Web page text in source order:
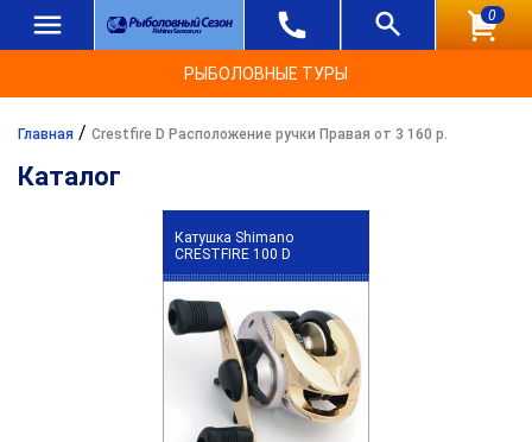
0
РЫБОЛОВНЫЕ ТУРЫ
Главная / Crestfire D Расположение ручки Правая от 3 160 р.
Каталог
Катушка Shimano
CRESTFIRE 100 D